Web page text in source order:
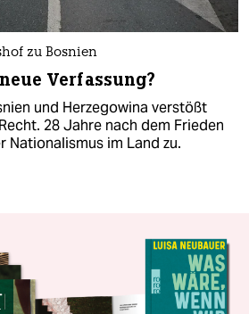
zu Bosnien
Verfassung?
und Herzegowina verstößt
28 Jahre nach dem Frieden
Nationalismus im Land zu.